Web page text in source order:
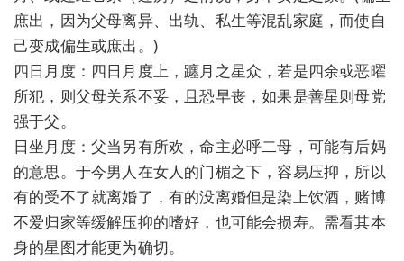
庶出，因为父母离异、出轨、私生等混乱家庭，而使自
己变成偏生或庶出。)
四日月度：四日月度上，躔月之星众，若是四余或恶曜
所犯，则父母关系不妥，且恐早丧，如果是善星则母党
强于父。
日坐月度：父当另有所欢，命主必呼二母，可能有后妈
的意思。于今男人在女人的门楣之下，容易压抑，所以
有的受不了就离婚了，有的没离婚但是染上饮酒，赌博
不爱归家等缓解压抑的嗜好，也可能会损寿。需看其本
身的星图才能更为确切。